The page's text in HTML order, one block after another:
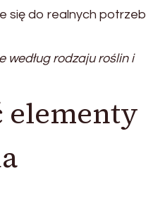
się do realnych potrzeb
według rodzaju roślin i
elementy